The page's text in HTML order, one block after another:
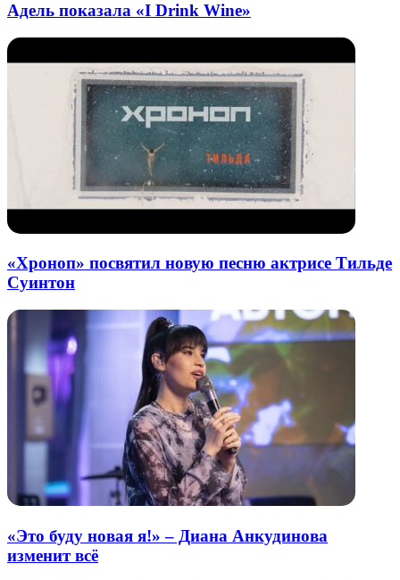
Адель показала «I Drink Wine»
«Хроноп» посвятил новую песню актрисе Тильде
Суинтон
«Это буду новая я!» – Диана Анкудинова
изменит всё